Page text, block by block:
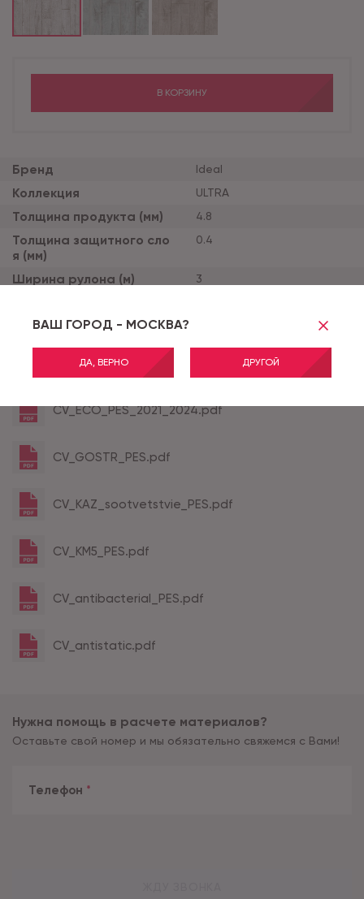
ВАШ ГОРОД - МОСКВА?
ДА, ВЕРНО ДРУГОЙ
Бренд Ideal
Коллекция ULTRA
Толщина продукта (мм) 4.8
Толщина защитного сло
я (мм)
0.4
Ширина рулона (м) 3
Класс применения
CV_ECO_PES_2021_2024.pdf
CV_GOSTR_PES.pdf
CV_KAZ_sootvetstvie_PES.pdf
CV_KM5_PES.pdf
CV_antibacterial_PES.pdf
CV_antistatic.pdf
В КОРЗИНУ
Нужна помощь в расчете материалов?
Оставьте свой номер и мы обязательно свяжемся с Вами!
Телефон *